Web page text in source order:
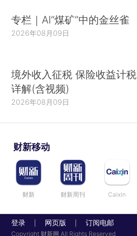
专栏｜AI“煤矿”中的金丝雀
2026年08月09日
境外收入征税 保险收益计税
详解(含视频)
2026年08月09日
财新移动
财新 财新周刊 Caixin
登录 网页版 订阅电邮
Copyright 财新网 All Rights Reserved